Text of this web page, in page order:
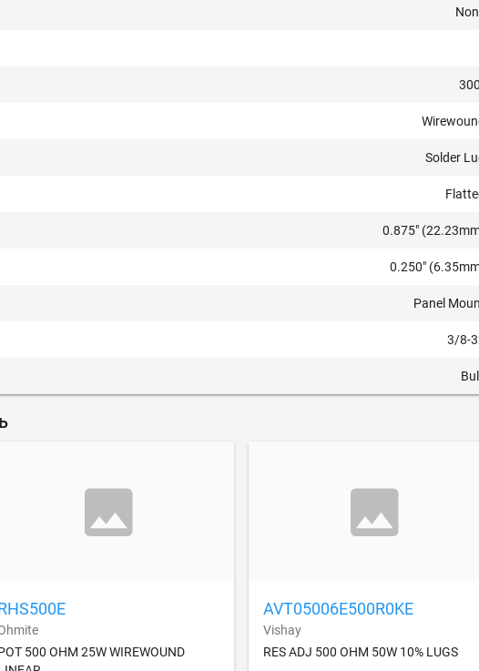
Solder
0.875"
0.250"
Panel
3/8-
500 OHM 25W WIREWOUND
AVT05006E500R0KE
Vishay
RES ADJ 500 OHM 50W 10% LUGS